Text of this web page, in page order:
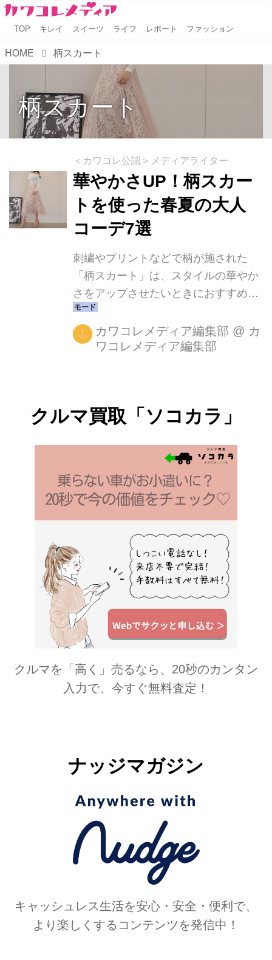
TOP キレイ スイーツ ライフ レポート ファッション
HOME 柄スカート
柄スカート
＜カワコレ公認＞メディアライター
華やかさUP！柄スカー
トを使った春夏の大人
コーデ7選
刺繍やプリントなどで柄が施された
「柄スカート」は、スタイルの華やか
さをアップさせたいときにおすすめの
アイテム！そこでこの記事では、春夏
にぴったりの「柄スカートを使ったお
すすめコーデ」をご紹介します。プラ
ね。 おすすめコーデ① トップス×柄プ
性には、こんなコーデがおすすめ！柄
たコーデです。ベストと合わせれば、
スタイルアップ効果も。ゆったりとし
たシルエットで落ち着いた大人らしさ
が演出されています。 ポリエステル製
の柄スカー...
カワコレメディア編集部 @ カ
ワコレメディア編集部
クルマ買取「ソコカラ」
クルマを「高く」売るなら、20秒のカンタン
入力で、今すぐ無料査定！
ナッジマガジン
キャッシュレス生活を安心・安全・便利で、
より楽しくするコンテンツを発信中！